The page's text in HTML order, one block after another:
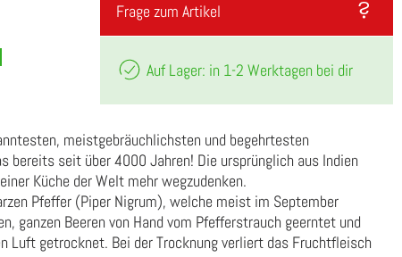
Frage zum Artikel
Auf Lager: in 1-2 Werktagen bei dir
meistgebräuchlichsten und begehrtesten
bereits seit über 4000 Jahren! Die ursprünglich aus Indien
Küche der Welt mehr wegzudenken.
Pfeffer (Piper Nigrum), welche meist im September
ganzen Beeren von Hand vom Pfefferstrauch geerntet und
Luft getrocknet. Bei der Trocknung verliert das Fruchtfleisch